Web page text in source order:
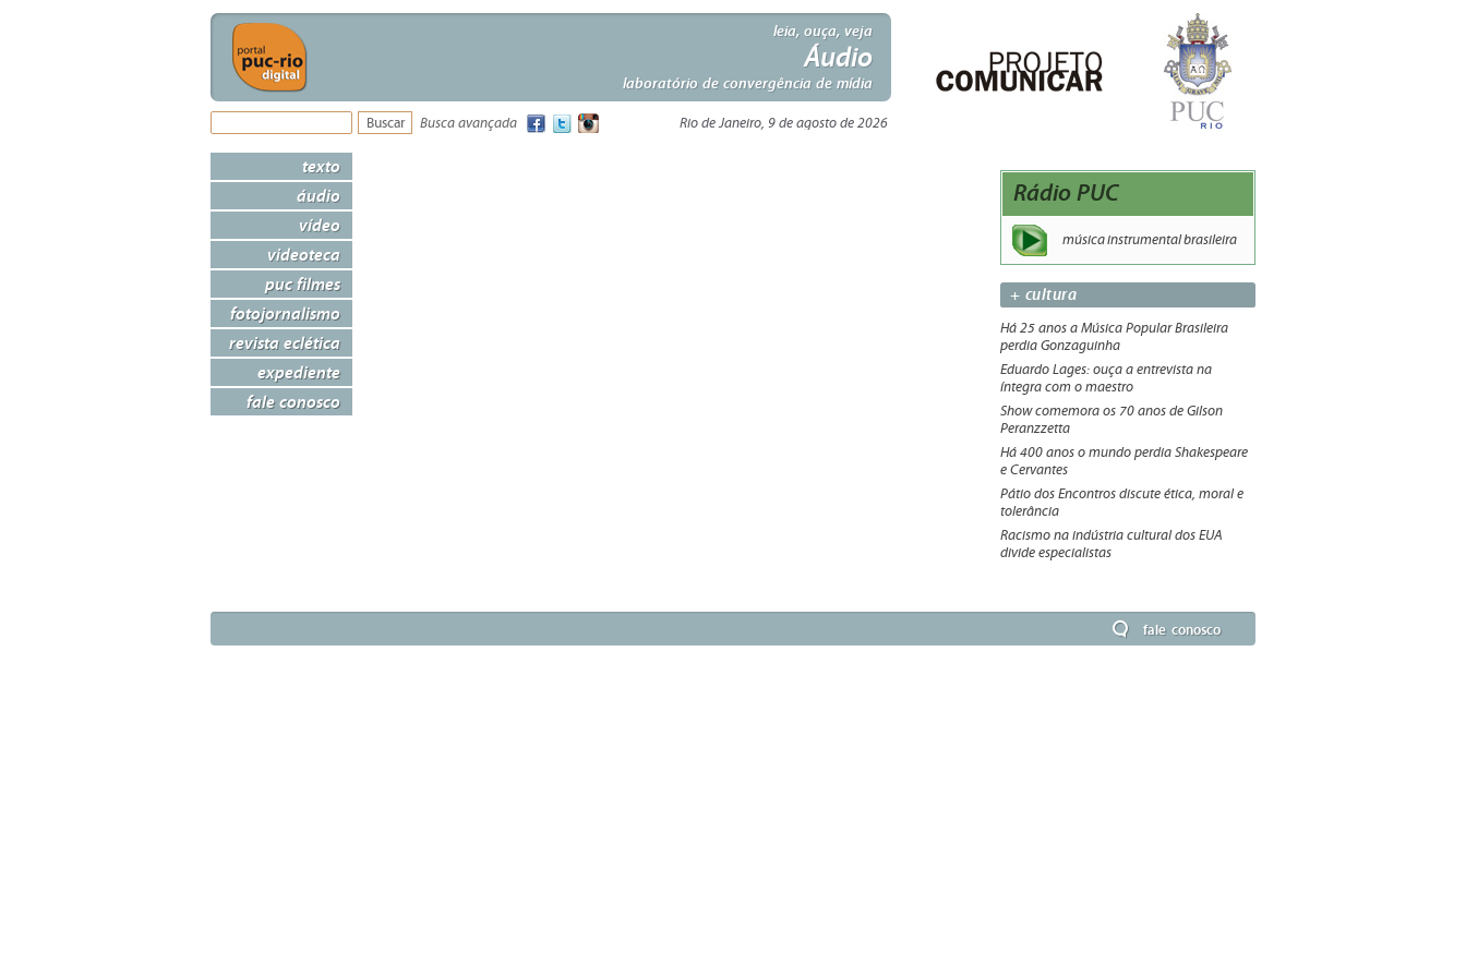
leia, ouça, veja
Áudio
laboratório de convergência de mídia
Busca avançada Rio de Janeiro, 9 de agosto de 2026
texto
áudio
vídeo
videoteca
puc filmes
fotojornalismo
revista eclética
expediente
fale conosco
Rádio PUC
música instrumental brasileira
+ cultura
Há 25 anos a Música Popular Brasileira
perdia Gonzaguinha
Eduardo Lages: ouça a entrevista na
íntegra com o maestro
Show comemora os 70 anos de Gilson
Peranzzetta
Há 400 anos o mundo perdia Shakespeare
e Cervantes
Pátio dos Encontros discute ética, moral e
tolerância
Racismo na indústria cultural dos EUA
divide especialistas
fale conosco